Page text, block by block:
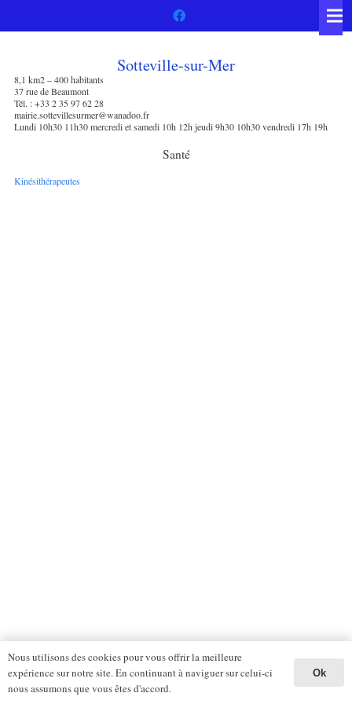
Sotteville-sur-Mer
8,1 km2 – 400 habitants
37 rue de Beaumont
Tél. : +33 2 35 97 62 28
mairie.sottevillesurmer@wanadoo.fr
Lundi 10h30 11h30 mercredi et samedi 10h 12h jeudi 9h30 10h30 vendredi 17h 19h
Santé
Kinésithérapeutes
Nous utilisons des cookies pour vous offrir la meilleure
expérience sur notre site. En continuant à naviguer sur celui-ci
nous assumons que vous êtes d'accord.
Ok